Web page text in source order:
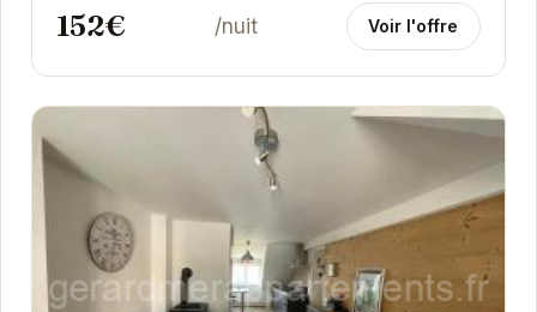
152€ /nuit Voir l'offre